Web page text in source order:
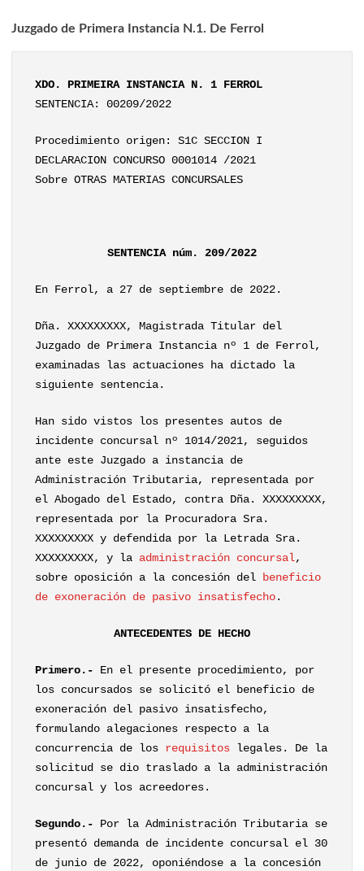
Juzgado de Primera Instancia N.1. De Ferrol
XDO. PRIMEIRA INSTANCIA N. 1 FERROL
SENTENCIA: 00209/2022
Procedimiento origen: S1C SECCION I
DECLARACION CONCURSO 0001014 /2021
Sobre OTRAS MATERIAS CONCURSALES
SENTENCIA núm. 209/2022
En Ferrol, a 27 de septiembre de 2022.
Dña. XXXXXXXXX, Magistrada Titular del
Juzgado de Primera Instancia nº 1 de Ferrol,
examinadas las actuaciones ha dictado la
siguiente sentencia.
Han sido vistos los presentes autos de
incidente concursal nº 1014/2021, seguidos
ante este Juzgado a instancia de
Administración Tributaria, representada por
el Abogado del Estado, contra Dña. XXXXXXXXX,
representada por la Procuradora Sra.
XXXXXXXXX y defendida por la Letrada Sra.
XXXXXXXXX, y la administración concursal,
sobre oposición a la concesión del
beneficio
de exoneración de pasivo insatisfecho.
ANTECEDENTES DE HECHO
Primero.- En el presente procedimiento, por
los concursados se solicitó el beneficio de
exoneración del pasivo insatisfecho,
formulando alegaciones respecto a la
concurrencia de los requisitos legales. De la
solicitud se dio traslado a la administración
concursal y los acreedores.
Segundo.- Por la Administración Tributaria se
presentó demanda de incidente concursal el 30
de junio de 2022, oponiéndose a la concesión